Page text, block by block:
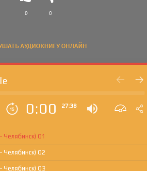
АУДИОКНИГУ ОНЛАЙН
0 0
0:00 27:38
01
02
03